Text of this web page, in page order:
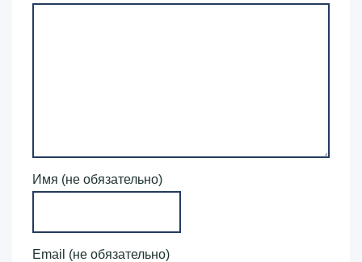
Имя (не обязательно)
Email (не обязательно)